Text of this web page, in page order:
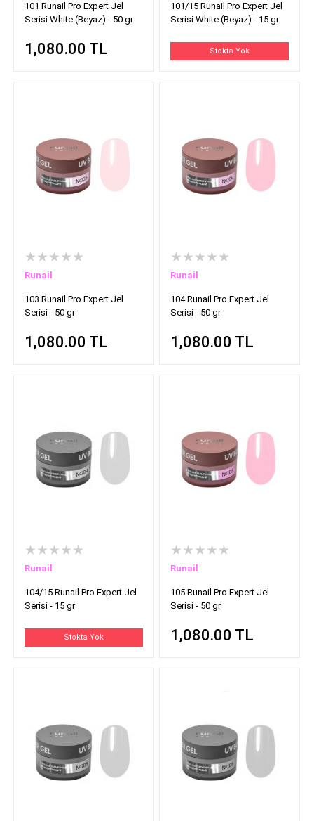
101 Runail Pro Expert Jel
Serisi White (Beyaz) - 50 gr
1,080.00 TL
101/15 Runail Pro Expert Jel
Serisi White (Beyaz) - 15 gr
Stokta Yok
★★★★★
Runail
103 Runail Pro Expert Jel
Serisi - 50 gr
1,080.00 TL
★★★★★
Runail
104 Runail Pro Expert Jel
Serisi - 50 gr
1,080.00 TL
★★★★★
Runail
104/15 Runail Pro Expert Jel
Serisi - 15 gr
Stokta Yok
★★★★★
Runail
105 Runail Pro Expert Jel
Serisi - 50 gr
1,080.00 TL